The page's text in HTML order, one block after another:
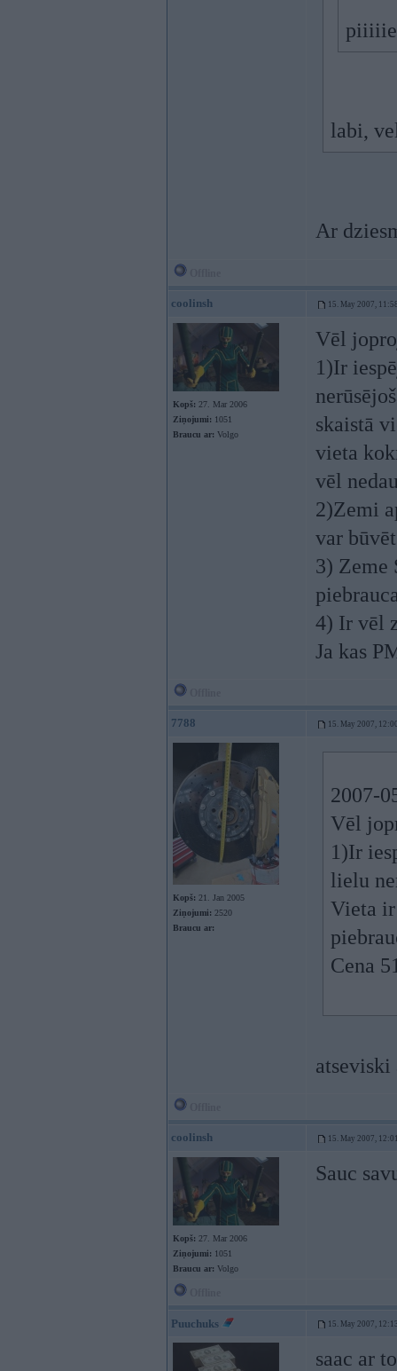
labi,
Ar
coolinsh 15. May 2007,
Kopš: 27. Mar 2006
Ziņojumi: 1051
Braucu ar: Volgo
Vēl
1)Ir
skaistā
vieta
vēl
2)Zemi
var
3) Zeme
4) Ir vēl
Ja kas
7788 15. May 2007,
Kopš: 21. Jan 2005
Ziņojumi: 2520
Braucu ar:
2007-
Vēl
1)Ir
lielu
Vieta
Cena
atseviski
coolinsh 15. May 2007,
Kopš: 27. Mar 2006
Ziņojumi: 1051
Braucu ar: Volgo
Sauc
Puuchuks 15. May 2007,
saac ar